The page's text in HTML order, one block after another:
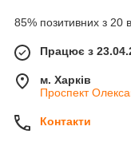
85% позитивних з 20
Працює з
м. Харків
Проспект
Контакти